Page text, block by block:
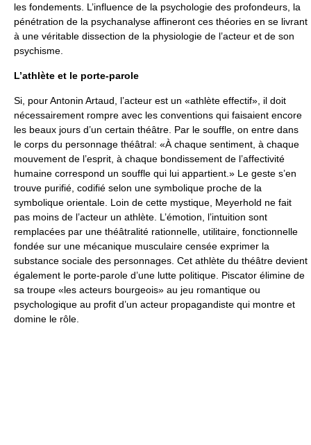
les fondements. L’influence de la psychologie des profondeurs, la
pénétration de la psychanalyse affineront ces théories en se livrant
à une véritable dissection de la physiologie de l’acteur et de son
psychisme.
L’athlète et le porte-parole
Si, pour Antonin Artaud, l’acteur est un «athlète effectif», il doit
nécessairement rompre avec les conventions qui faisaient encore
les beaux jours d’un certain théâtre. Par le souffle, on entre dans
le corps du personnage théâtral: «À chaque sentiment, à chaque
mouvement de l’esprit, à chaque bondissement de l’affectivité
humaine correspond un souffle qui lui appartient.» Le geste s’en
trouve purifié, codifié selon une symbolique proche de la
symbolique orientale. Loin de cette mystique, Meyerhold ne fait
pas moins de l’acteur un athlète. L’émotion, l’intuition sont
remplacées par une théâtralité rationnelle, utilitaire, fonctionnelle
fondée sur une mécanique musculaire censée exprimer la
substance sociale des personnages. Cet athlète du théâtre devient
également le porte-parole d’une lutte politique. Piscator élimine de
sa troupe «les acteurs bourgeois» au jeu romantique ou
psychologique au profit d’un acteur propagandiste qui montre et
domine le rôle.